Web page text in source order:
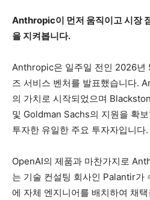
Anthropic이 먼저 움직이고 시장
을 지켜봅니다.
Anthropic은 일주일 전인 2026년
즈 서비스 벤처를 발표했습니다.
의 가치로 시작되었으며
및 Goldman Sachs의 지원을 확
투자한 유일한 주요 투자자입니다.
OpenAI의 제품과 마찬가지로
는 기술 컨설팅 회사인 Palantir가
에 자체 엔지니어를 배치하여 채